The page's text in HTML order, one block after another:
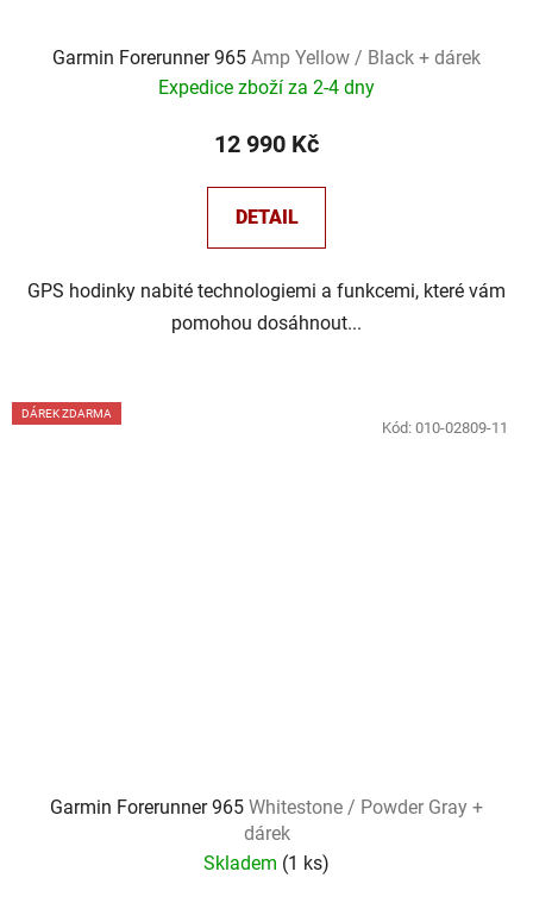
Garmin Forerunner 965 Amp Yellow / Black + dárek
Expedice zboží za 2-4 dny
12 990 Kč
DETAIL
GPS hodinky nabité technologiemi a funkcemi, které vám
pomohou dosáhnout...
DÁREK ZDARMA
Garmin Forerunner 965 Whitestone / Powder Gray +
dárek
Skladem (1 ks)
Kód: 010-02809-11